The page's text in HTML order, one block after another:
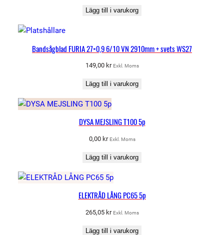
Lägg till i varukorg
Bandsågblad FURIA 27×0,9 6/10 VN 2910mm + svets WS27
149,00 kr Exkl. Moms
Lägg till i varukorg
DYSA MEJSLING T100 5p
0,00 kr Exkl. Moms
Lägg till i varukorg
ELEKTRÅD LÅNG PC65 5p
265,05 kr Exkl. Moms
Lägg till i varukorg